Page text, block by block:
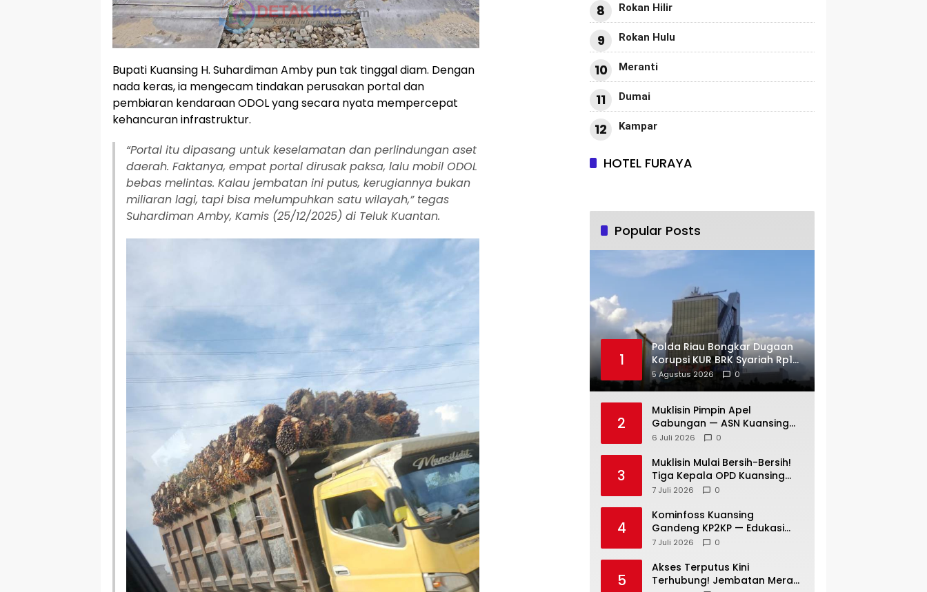
Bupati Kuansing H. Suhardiman Amby pun tak tinggal diam. Dengan
nada keras, ia mengecam tindakan perusakan portal dan
pembiaran kendaraan ODOL yang secara nyata mempercepat
kehancuran infrastruktur.
“Portal itu dipasang untuk keselamatan dan perlindungan aset
daerah. Faktanya, empat portal dirusak paksa, lalu mobil ODOL
bebas melintas. Kalau jembatan ini putus, kerugiannya bukan
miliaran lagi, tapi bisa melumpuhkan satu wilayah,” tegas
Suhardiman Amby, Kamis (25/12/2025) di Teluk Kuantan.
8 Rokan Hilir
9 Rokan Hulu
10 Meranti
11 Dumai
12 Kampar
HOTEL FURAYA
Popular Posts
1
Polda Riau Bongkar Dugaan
Korupsi KUR BRK Syariah Rp18
Miliar Lebih — Dua Tersangka
Resmi Dijerat
5 Agustus 2026 0
2
Muklisin Pimpin Apel
Gabungan — ASN Kuansing
Diingatkan: Stop Spekulasi —
6 Juli 2026 0
3
Muklisin Mulai Bersih-Bersih!
Tiga Kepala OPD Kuansing
Diganti di Awal
7 Juli 2026 0
4
Kominfoss Kuansing
Gandeng KP2KP — Edukasi
Pajak Siap Menjangkau
7 Juli 2026 0
5
Akses Terputus Kini
Terhubung! Jembatan Merah